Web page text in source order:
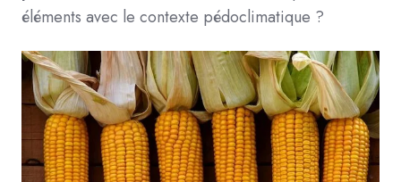
éléments avec le contexte pédoclimatique ?